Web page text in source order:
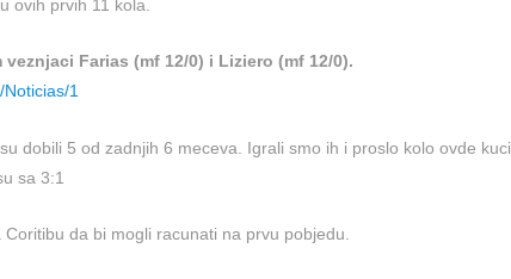
ovih prvih 11 kola.
Farias (mf 12/0) i Liziero (mf 12/0).
Noticias/1
dobili 5 od zadnjih 6 meceva. Igrali smo ih i proslo kolo ovde kuci
sa 3:1
da bi mogli racunati na prvu pobjedu.